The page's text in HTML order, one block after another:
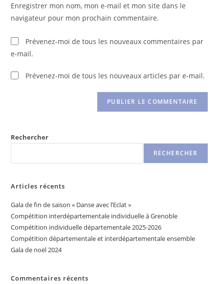
Enregistrer mon nom, mon e-mail et mon site dans le
navigateur pour mon prochain commentaire.
Prévenez-moi de tous les nouveaux commentaires par
e-mail.
Prévenez-moi de tous les nouveaux articles par e-mail.
Rechercher
RECHERCHER
Articles récents
Gala de fin de saison « Danse avec l’Eclat »
Compétition interdépartementale individuelle à Grenoble
Compétition individuelle départementale 2025-2026
Compétition départementale et interdépartementale ensemble
Gala de noël 2024
Commentaires récents